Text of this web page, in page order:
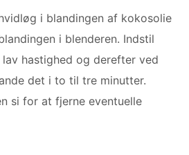
i blandingen af ​​kokosolie
i blenderen. Indstil
hastighed og derefter ved
det i to til tre minutter.
si for at fjerne eventuelle